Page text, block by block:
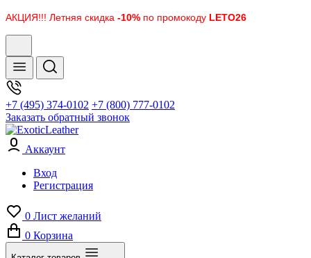
АКЦИЯ!!! Летняя скидка -10% по промокоду LETO26
+7 (495) 374-0102 +7 (800) 777-0102
Заказать обратный звонок
Аккаунт
Вход
Регистрация
0 Лист желаний
0 Корзина